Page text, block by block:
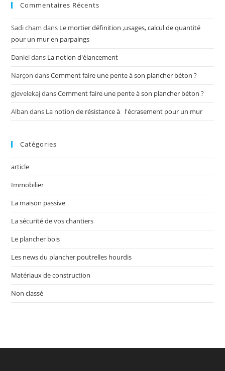
Commentaires Récents
Sadi cham dans Le mortier définition ,usages, calcul de quantité
pour un mur en parpaings
Danieldans La notion d'élancement
Narçon dansComment faire une pente à son plancher béton ?
gjevelekajdansComment faire une pente à son plancher béton ?
Alban dans La notion de résistance à l'écrasement pour un mur
Catégories
article
Immobilier
La maison passive
La sécurité de vos chantiers
Le plancher bois
Les news du plancher poutrelles hourdis
Matériaux de construction
Non classé